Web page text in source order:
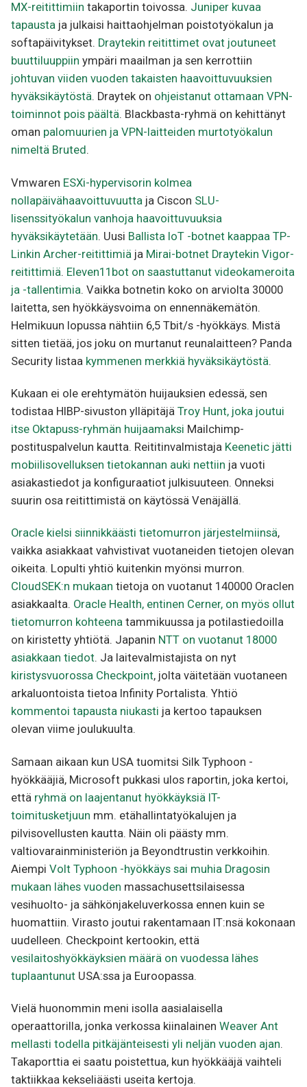
MX-reitittimiin takaportin toivossa. Juniper kuvaa
tapausta ja julkaisi haittaohjelman poistotyökalun ja
softapäivitykset. Draytekin reitittimet ovat joutuneet
buuttiluuppiin ympäri maailman ja sen kerrottiin
johtuvan viiden vuoden takaisten haavoittuvuuksien
hyväksikäytöstä. Draytek on ohjeistanut ottamaan VPN-
toiminnot pois päältä. Blackbasta-ryhmä on kehittänyt
oman palomuurien ja VPN-laitteiden murtotyökalun
nimeltä Bruted .
Vmwaren ESXi-hypervisorin kolmea
nollapäivähaavoittuvuutta ja Ciscon SLU-
lisenssityökalun vanhoja haavoittuvuuksia
hyväksikäytetään. Uusi Ballista IoT -botnet kaappaa TP-
Linkin Archer-reitittimiä ja Mirai-botnet Draytekin Vigor-
reitittimiä. Eleven11bot on saastuttanut videokameroita
ja -tallentimia. Vaikka botnetin koko on arviolta 30000
laitetta, sen hyökkäysvoima on ennennäkemätön.
Helmikuun lopussa nähtiin 6,5 Tbit/s -hyökkäys. Mistä
sitten tietää, jos joku on murtanut reunalaitteen? Panda
Security listaa kymmenen merkkiä hyväksikäytöstä.
Kukaan ei ole erehtymätön huijauksien edessä, sen
todistaa HIBP-sivuston ylläpitäjä Troy Hunt, joka joutui
itse Oktapuss-ryhmän huijaamaksi Mailchimp-
postituspalvelun kautta. Reititinvalmistaja Keenetic jätti
mobiilisovelluksen tietokannan auki nettiin ja vuoti
asiakastiedot ja konfiguraatiot julkisuuteen. Onneksi
suurin osa reitittimistä on käytössä Venäjällä.
Oracle kielsi siinnikkäästi tietomurron järjestelmiinsä,
vaikka asiakkaat vahvistivat vuotaneiden tietojen olevan
oikeita. Lopulti yhtiö kuitenkin myönsi murron.
CloudSEK:n mukaan tietoja on vuotanut 140000 Oraclen
asiakkaalta. Oracle Health, entinen Cerner, on myös ollut
tietomurron kohteena tammikuussa ja potilastiedoilla
on kiristetty yhtiötä. Japanin NTT on vuotanut 18000
asiakkaan tiedot. Ja laitevalmistajista on nyt
kiristysvuorossa Checkpoint, jolta väitetään vuotaneen
arkaluontoista tietoa Infinity Portalista. Yhtiö
kommentoi tapausta niukasti ja kertoo tapauksen
olevan viime joulukuulta.
Samaan aikaan kun USA tuomitsi Silk Typhoon -
hyökkääjiä, Microsoft pukkasi ulos raportin, joka kertoi,
että ryhmä on laajentanut hyökkäyksiä IT-
toimitusketjuun mm. etähallintatyökalujen ja
pilvisovellusten kautta. Näin oli päästy mm.
valtiovarainministeriön ja Beyondtrustin verkkoihin.
Aiempi Volt Typhoon -hyökkäys sai muhia Dragosin
mukaan lähes vuoden massachusettsilaisessa
vesihuolto- ja sähkönjakeluverkossa ennen kuin se
huomattiin. Virasto joutui rakentamaan IT:nsä kokonaan
uudelleen. Checkpoint kertookin, että
vesilaitoshyökkäyksien määrä on vuodessa lähes
tuplaantunut USA:ssa ja Euroopassa.
Vielä huonommin meni isolla aasialaisella
operaattorilla, jonka verkossa kiinalainen Weaver Ant
mellasti todella pitkäjänteisesti yli neljän vuoden ajan.
Takaporttia ei saatu poistettua, kun hyökkääjä vaihteli
taktiikkaa kekseliäästi useita kertoja.